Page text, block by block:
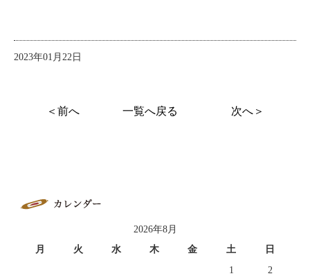
2023年01月22日
＜前へ 一覧へ戻る 次へ＞
2026年8月
月
火 水 木 金 土
日
1
2